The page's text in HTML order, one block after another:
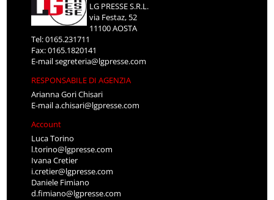
LG PRESSE S.R.L.
via Festaz, 52
11100 AOSTA
Tel: 0165.231711
Fax: 0165.1820141
E-mailsegreteria@lgpresse.com
RESPONSABILE DI AGENZIA
Arianna Gori Chisari
E-maila.chisari@lgpresse.com
Account
Luca Torino
l.torino@lgpresse.com
Ivana Cretier
i.cretier@lgpresse.com
Daniele Fimiano
d.fimiano@lgpresse.com